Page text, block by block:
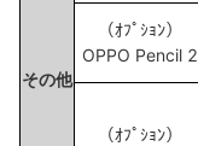
その他
（ｵﾌﾟｼｮﾝ）
OPPO Pencil 2
（ｵﾌﾟｼｮﾝ）